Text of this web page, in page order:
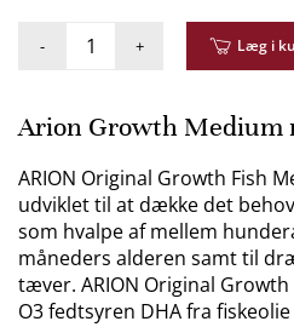
- + Læg i
Arion Growth Medium
ARION Original Growth Fish
udviklet til at dække det
som hvalpe af mellem
måneders alderen samt til
tæver. ARION Original
O3 fedtsyren DHA fra